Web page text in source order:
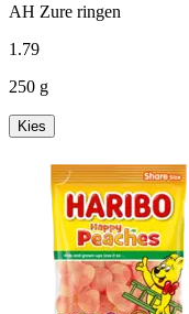
AH Zure ringen
1 .79
250 g
Kies